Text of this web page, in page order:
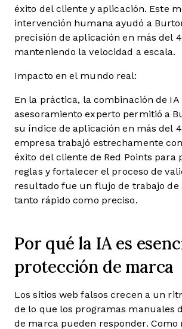
éxito del cliente y aplicación. Este
intervención humana ayudó a
precisión de aplicación en más del
manteniendo la velocidad a escala.
Impacto en el mundo real:
En la práctica, la combinación de IA
asesoramiento experto permitió a
su índice de aplicación en más del
empresa trabajó estrechamente
éxito del cliente de Red Points para
reglas y fortalecer el proceso de
resultado fue un flujo de trabajo de
tanto rápido como preciso.
Por qué la IA es
protección de marca
Los sitios web falsos crecen a un
de lo que los programas manuales
de marca pueden responder. Como